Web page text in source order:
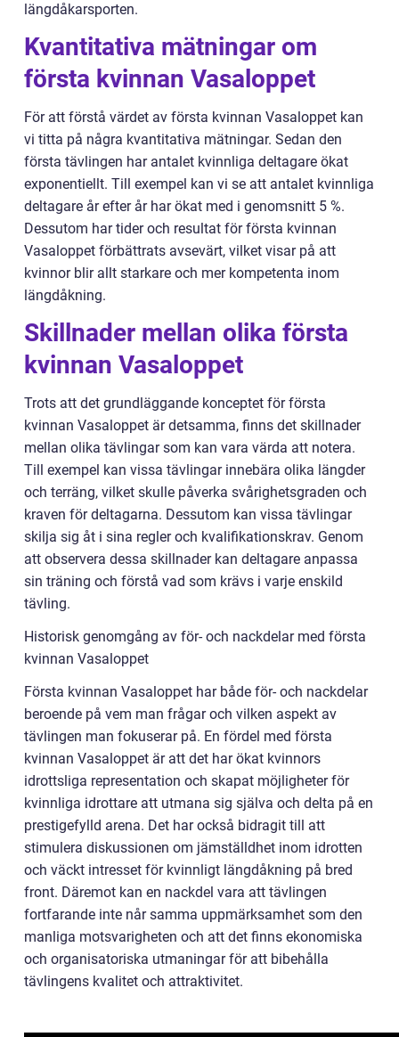
längdåkarsporten.
Kvantitativa mätningar om
första kvinnan Vasaloppet
För att förstå värdet av första kvinnan Vasaloppet kan
vi titta på några kvantitativa mätningar. Sedan den
första tävlingen har antalet kvinnliga deltagare ökat
exponentiellt. Till exempel kan vi se att antalet kvinnliga
deltagare år efter år har ökat med i genomsnitt 5 %.
Dessutom har tider och resultat för första kvinnan
Vasaloppet förbättrats avsevärt, vilket visar på att
kvinnor blir allt starkare och mer kompetenta inom
längdåkning.
Skillnader mellan olika första
kvinnan Vasaloppet
Trots att det grundläggande konceptet för första
kvinnan Vasaloppet är detsamma, finns det skillnader
mellan olika tävlingar som kan vara värda att notera.
Till exempel kan vissa tävlingar innebära olika längder
och terräng, vilket skulle påverka svårighetsgraden och
kraven för deltagarna. Dessutom kan vissa tävlingar
skilja sig åt i sina regler och kvalifikationskrav. Genom
att observera dessa skillnader kan deltagare anpassa
sin träning och förstå vad som krävs i varje enskild
tävling.
Historisk genomgång av för- och nackdelar med första
kvinnan Vasaloppet
Första kvinnan Vasaloppet har både för- och nackdelar
beroende på vem man frågar och vilken aspekt av
tävlingen man fokuserar på. En fördel med första
kvinnan Vasaloppet är att det har ökat kvinnors
idrottsliga representation och skapat möjligheter för
kvinnliga idrottare att utmana sig själva och delta på en
prestigefylld arena. Det har också bidragit till att
stimulera diskussionen om jämställdhet inom idrotten
och väckt intresset för kvinnligt längdåkning på bred
front. Däremot kan en nackdel vara att tävlingen
fortfarande inte når samma uppmärksamhet som den
manliga motsvarigheten och att det finns ekonomiska
och organisatoriska utmaningar för att bibehålla
tävlingens kvalitet och attraktivitet.